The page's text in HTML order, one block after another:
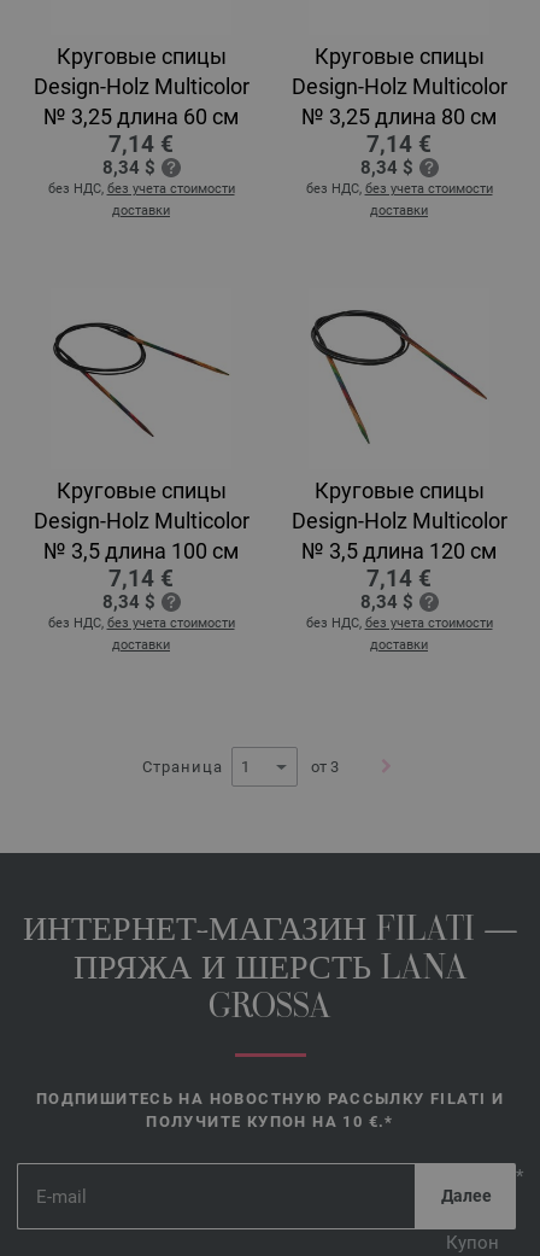
Круговые спицы
Design-Holz Multicolor
№ 3,25 длина 60 см
7,14 €
8,34 $
без НДС, без учета стоимости
доставки
Круговые спицы
Design-Holz Multicolor
№ 3,25 длина 80 см
7,14 €
8,34 $
без НДС, без учета стоимости
доставки
Круговые спицы
Design-Holz Multicolor
№ 3,5 длина 100 см
7,14 €
8,34 $
без НДС, без учета стоимости
доставки
Круговые спицы
Design-Holz Multicolor
№ 3,5 длина 120 см
7,14 €
8,34 $
без НДС, без учета стоимости
доставки
Страница от 3
ИНТЕРНЕТ-МАГАЗИН FILATI —
ПРЯЖА И ШЕРСТЬ LANA
GROSSA
ПОДПИШИТЕСЬ НА НОВОСТНУЮ РАССЫЛКУ FILATI И
ПОЛУЧИТЕ КУПОН НА 10 €.*
*
Купон